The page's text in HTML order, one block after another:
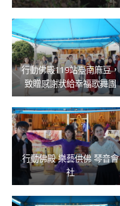
行動佛殿119站臺南麻豆，
致贈感謝狀給幸福歌舞團
行動佛殿 樂藝供佛 琴音會
社